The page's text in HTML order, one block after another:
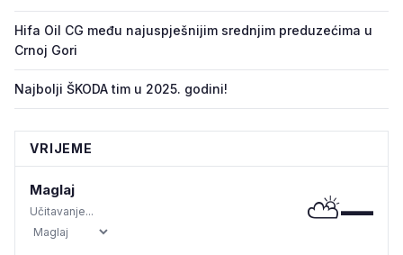
Hifa Oil CG među najuspješnijim srednjim preduzećima u
Crnoj Gori
Najbolji ŠKODA tim u 2025. godini!
VRIJEME
Maglaj
Učitavanje... ⛅—